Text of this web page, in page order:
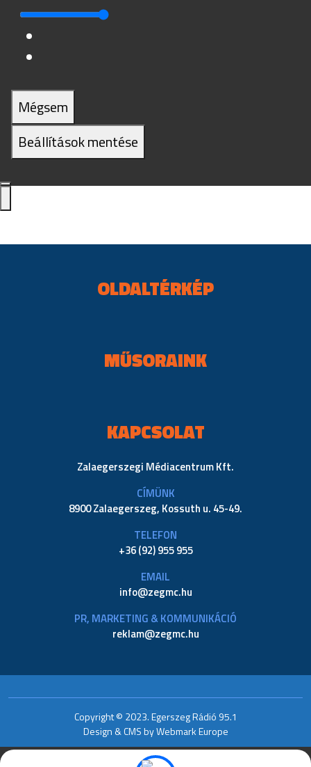
Mégsem
Beállítások mentése
OLDALTÉRKÉP
MŰSORAINK
KAPCSOLAT
Zalaegerszegi Médiacentrum Kft.
CÍMÜNK
8900 Zalaegerszeg, Kossuth u. 45-49.
TELEFON
+36 (92) 955 955
EMAIL
info@zegmc.hu
PR, MARKETING & KOMMUNIKÁCIÓ
reklam@zegmc.hu
Copyright © 2023. Egerszeg Rádió 95.1
Design & CMS by Webmark Europe